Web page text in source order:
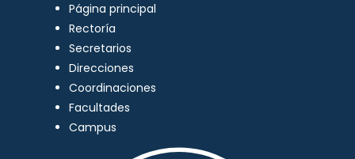
Página principal
Rectoría
Secretarios
Direcciones
Coordinaciones
Facultades
Campus